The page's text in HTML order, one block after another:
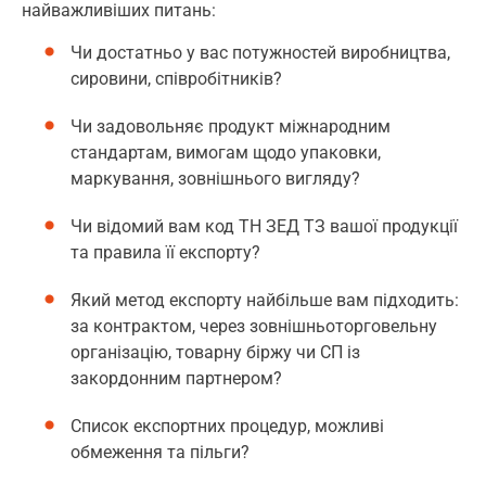
найважливіших питань:
Чи достатньо у вас потужностей виробництва,
сировини, співробітників?
Чи задовольняє продукт міжнародним
стандартам, вимогам щодо упаковки,
маркування, зовнішнього вигляду?
Чи відомий вам код ТН ЗЕД ТЗ вашої продукції
та правила її експорту?
Який метод експорту найбільше вам підходить:
за контрактом, через зовнішньоторговельну
організацію, товарну біржу чи СП із
закордонним партнером?
Список експортних процедур, можливі
обмеження та пільги?